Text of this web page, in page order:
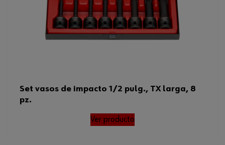
Set vasos de impacto 1/2 pulg., TX larga, 8
pz.
Ver producto